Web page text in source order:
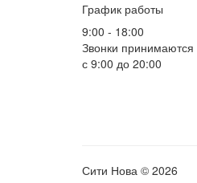
График работы
9:00 - 18:00
Звонки принимаются
с 9:00 до 20:00
Сити Нова © 2026